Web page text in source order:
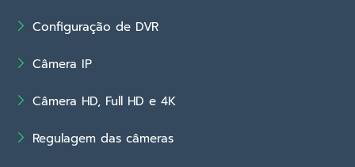
Configuração de DVR
Câmera IP
Câmera HD, Full HD e 4K
Regulagem das câmeras